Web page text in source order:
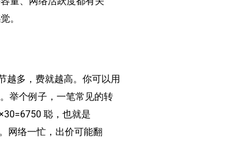
。
越多，费就越高。你可以用
举个例子，一笔常见的转
聪，也就是
网络一忙，出价可能翻